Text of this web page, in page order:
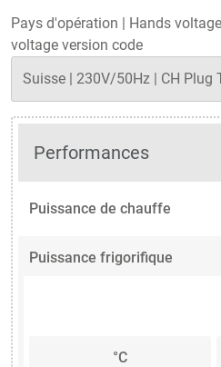
Pays d'opération | Hands voltage
voltage version code
Performances
Puissance de chauffe
Puissance frigorifique
°C